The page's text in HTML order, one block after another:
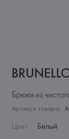
Брюки из
Артикул товара:
Цвет: Белый